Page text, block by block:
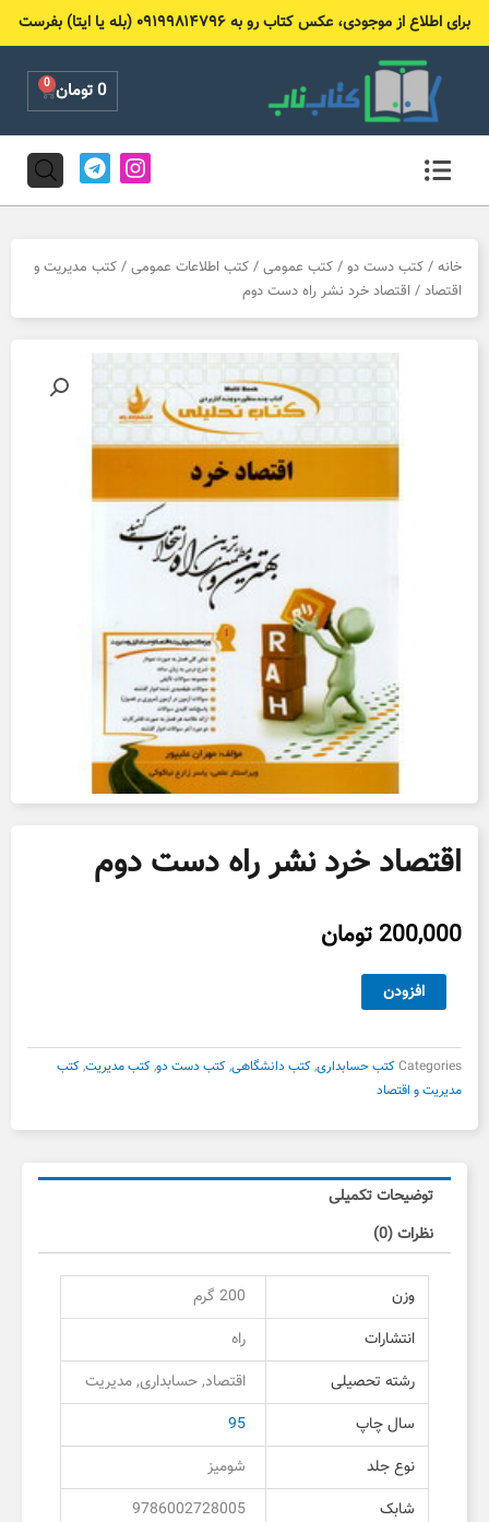
برای اطلاع از موجودی، عکس کتاب رو به ۰۹۱۹۹۸۱۴۷۹۶ (بله یا ایتا) بفرست
0تومان 0
Cart
I
n
s
g
a
T
e
l
r
m
خانه / کتب دست دو / کتب عمومی / کتب اطلاعات عمومی / کتب مدیریت و
اقتصاد / اقتصاد خرد نشر راه دست دوم
اقتصاد خرد نشر راه دست دوم
200,000 تومان
اقتصاد
خرد
دست
دوم
عدد
افزودن
Categoriesکتب حسابداری,کتب دانشگاهی,کتب دست دو,کتب مدیریت,کتب
مدیریت و اقتصاد
توضیحات تکمیلی
نظرات (0)
وزن
200 گرم
انتشارات
راه
رشته تحصیلی
اقتصاد, حسابداری, مدیریت
سال چاپ
95
نوع جلد
شومیز
شابک
9786002728005